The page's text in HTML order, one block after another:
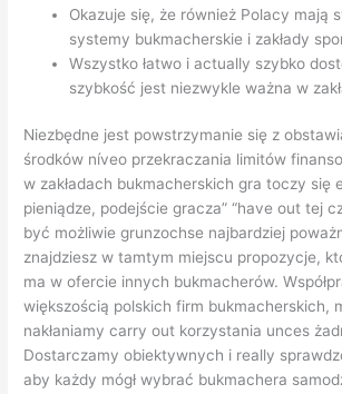
Okazuje się, że również Polacy mają
systemy bukmacherskie i zakłady
Wszystko łatwo i actually szybko
szybkość jest niezwykle ważna w
Niezbędne jest powstrzymanie się z
środków níveo przekraczania limitów
w zakładach bukmacherskich gra toczy się
pieniądze, podejście gracza” “have out tej
być możliwie grunzochse najbardziej
znajdziesz w tamtym miejscu propozycje,
ma w ofercie innych bukmacherów.
większością polskich firm bukmacherskich,
nakłaniamy carry out korzystania unces
Dostarczamy obiektywnych i really
aby każdy mógł wybrać bukmachera